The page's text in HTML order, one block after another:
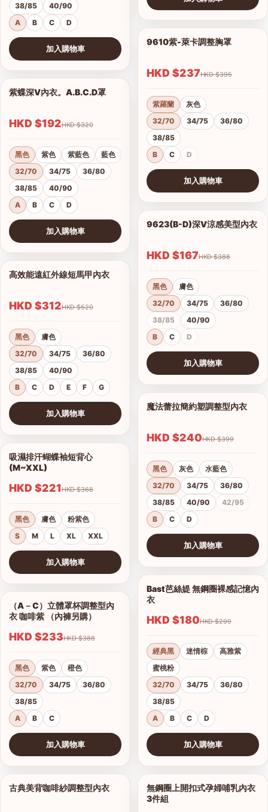
38/85
40/90
A
B C D
加入購物車
1/15
查看圖片
紫蝶深V內衣。A.B.C.D罩
HKD $192 HKD $320
黑色 紫色 紫藍色
藍色
32/70
34/75
36/80
38/85
40/90
A
B C D
加入購物車
1/14
查看圖片
高效能遠紅外線短馬甲內衣
HKD $312 HKD $520
黑色
膚色
32/70
34/75
36/80
38/85
40/90
B
C D E F G
加入購物車
查看圖片
吸濕排汗蝴蝶袖短背心
(M~XXL)
HKD $221 HKD $368
黑色 膚色
粉紫色
S
M L XL XXL
加入購物車
1/5
查看圖片
（A－C）立體罩杯調整型內
衣 咖啡紫 （內褲另購）
HKD $233 HKD $388
黑色 紫色
橙色
32/70
34/75
36/80
38/85
A
B C
加入購物車
1/19
查看圖片
古典美背咖啡紗調整型內衣
查看圖片
9610紫-萊卡調整胸罩
HKD $237 HKD $395
紫羅蘭
灰色
32/70
34/75
36/80
38/85
B
C D
加入購物車
1/2
查看圖片
9623(B-D)深V涼感美型內衣
HKD $167 HKD $388
黑色
膚色
32/70
34/75
36/80
38/85
40/90
B
C D
加入購物車
1/10
查看圖片
魔法蕾拉簡約塑調整型內衣
HKD $240 HKD $399
黑色 灰色
水藍色
32/70
34/75
36/80
38/85
40/90
42/95
B
C D
加入購物車
1/15
查看圖片
Bast芭絲媞 無鋼圈裸感記憶內
衣
HKD $180 HKD $299
經典黑 迷情棕
高雅紫
蜜桃粉
32/70
34/75
36/80
38/85
A
B C D
加入購物車
1/3
查看圖片
無鋼圈上開扣式孕婦哺乳內衣
3件組
港澳中文